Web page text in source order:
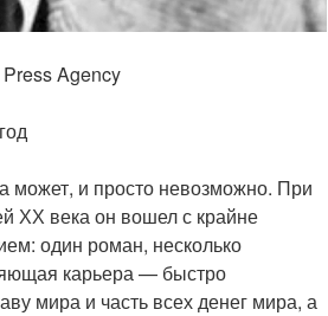
Agency
может, и просто невозможно. При
ХХ века он вошел с крайне
один роман, несколько
карьера — быстро
мира и часть всех денег мира, а